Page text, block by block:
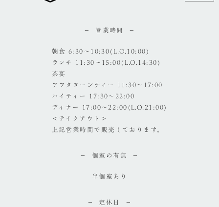
営業時間
朝食 6:30～10:30(L.O.10:00)
ランチ 11:30～15:00(L.O.14:30)
茶宴
アフタヌーンティー 11:30～17:00
ハイティー 17:30～22:00
ディナー 17:00～22:00(L.O.21:00)
＜テイクアウト＞
上記営業時間で販売しております。
個室の有無
半個室あり
定休日